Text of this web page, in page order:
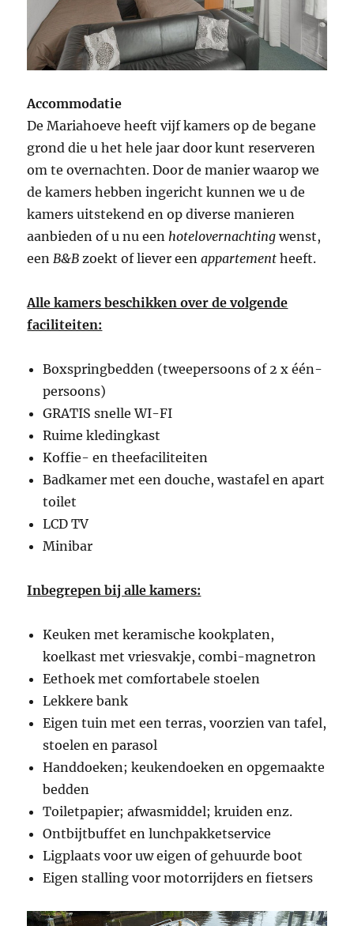
Accommodatie
De Mariahoeve heeft vijf kamers op de begane
grond die u het hele jaar door kunt reserveren
om te overnachten. Door de manier waarop we
de kamers hebben ingericht kunnen we u de
kamers uitstekend en op diverse manieren
aanbieden of u nu een hotelovernachting wenst,
een B&B zoekt of liever eenappartement heeft.
Alle kamers beschikken over de volgende
faciliteiten:
Boxspringbedden (tweepersoons of 2 x één-
persoons)
GRATIS snelle WI-FI
Ruime kledingkast
Koffie- en theefaciliteiten
Badkamer met een douche, wastafel en apart
toilet
LCD TV
Minibar
Inbegrepen bij alle kamers:
Keuken met keramische kookplaten,
koelkast met vriesvakje, combi-magnetron
Eethoek met comfortabele stoelen
Lekkere bank
Eigen tuin met een terras, voorzien van tafel,
stoelen en parasol
Handdoeken; keukendoeken en opgemaakte
bedden
Toiletpapier; afwasmiddel; kruiden enz.
Ontbijtbuffet en lunchpakketservice
Ligplaats voor uw eigen of gehuurde boot
Eigen stalling voor motorrijders en fietsers